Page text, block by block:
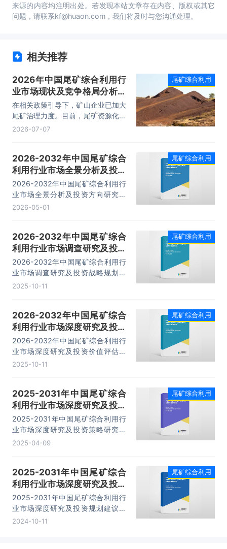
来源的内容均注明出处。若发现本站文章存在内容、版权或其它
问题，请联系kf@huaon.com，我们将及时与您沟通处理。
相关推荐
2026年中国尾矿综合利用行
业市场现状及竞争格局分析：
整体集中度偏低、区域分化明
显「图」
在相关政策引导下，矿山企业已加大
尾矿治理力度。目前，尾矿资源化利
用主要通过工业应用来实现，其主要
受技术壁垒和经济效益的限制，大规
模资源化利用仍是关键难题。据统
计，截至2025年我国尾矿综合利用
量为5.02亿吨，综合利用率为
34.53%。
2026-07-07
尾矿综合利用
2026-2032年中国尾矿综合
利用行业市场全景分析及投资
方向研究报告
2026-2032年中国尾矿综合利用行
业市场全景分析及投资方向研究报
告，主要包括行业重点企业案例研
与可持续发展建议等内容。
2026-05-01
尾矿综合利用
2026-2032年中国尾矿综合
利用行业市场调查研究及投资
战略规划报告
2026-2032年中国尾矿综合利用行
业市场调查研究及投资战略规划报
告，主要包括产业链全景解析、市场
议等内容。
2025-10-11
尾矿综合利用
2026-2032年中国尾矿综合
利用行业市场深度研究及投资
价值评估报告
2026-2032年中国尾矿综合利用行
业市场深度研究及投资价值评估报
告，主要包括产业链全景解析、市场
议等内容。
2025-10-11
尾矿综合利用
2025-2031年中国尾矿综合
利用行业市场深度研究及投资
策略研究报告
2025-2031年中国尾矿综合利用行
业市场深度研究及投资策略研究报
告，主要包括行业重点企业案例研
与可持续发展建议等内容。
2025-04-09
尾矿综合利用
2025-2031年中国尾矿综合
利用行业市场深度研究及投资
规划建议报告
2025-2031年中国尾矿综合利用行
业市场深度研究及投资规划建议报
告，主要包括产业链全景解析、市场
2024-10-11
尾矿综合利用